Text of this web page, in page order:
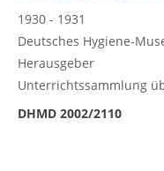
1930 - 1931
Deutsches Hygiene-
Herausgeber
Unterrichtssammlung
DHMD 2002/2110